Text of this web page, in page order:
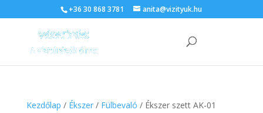
+36 30 868 3781 anita@vizityuk.hu
Kezdőlap / Ékszer/ Fülbevaló / Ékszer szett AK-01